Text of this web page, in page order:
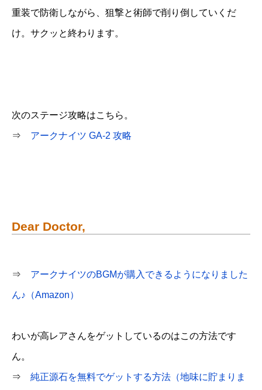
重装で防衛しながら、狙撃と術師で削り倒していくだ
け。サクッと終わります。
次のステージ攻略はこちら。
⇒ アークナイツ GA-2 攻略
Dear Doctor,
⇒ アークナイツのBGMが購入できるようになりました
ん♪（Amazon）
わいが高レアさんをゲットしているのはこの方法です
ん。
⇒ 純正源石を無料でゲットする方法（地味に貯まりま